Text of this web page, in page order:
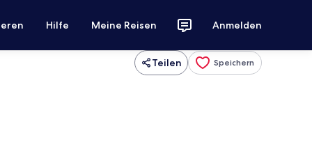
Hilfe Meine Reisen Anmelden
Teilen Speichern